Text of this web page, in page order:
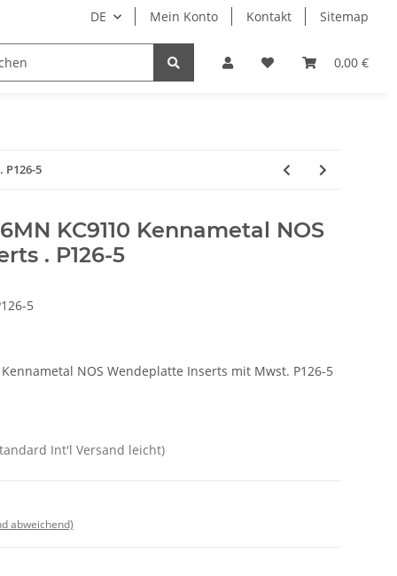
DE Mein Konto Kontakt Sitemap
0,00 €
Papier–Karton–Folien
P126-5
KC9110 Kennametal NOS
. P126-5
5
Kennametal NOS Wendeplatte Inserts mit Mwst. P126-5
Int'l Versand leicht)
abweichend)